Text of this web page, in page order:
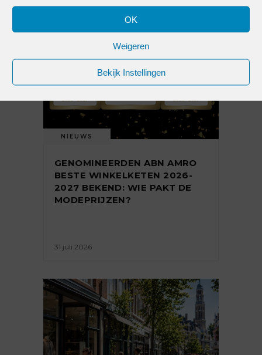
OK
Weigeren
Bekijk Instellingen
NIEUWS
GENOMINEERDEN ABN AMRO
BESTE WINKELKETEN 2026-
2027 BEKEND: WIE PAKT DE
MODEPRIJZEN?
31 juli 2026